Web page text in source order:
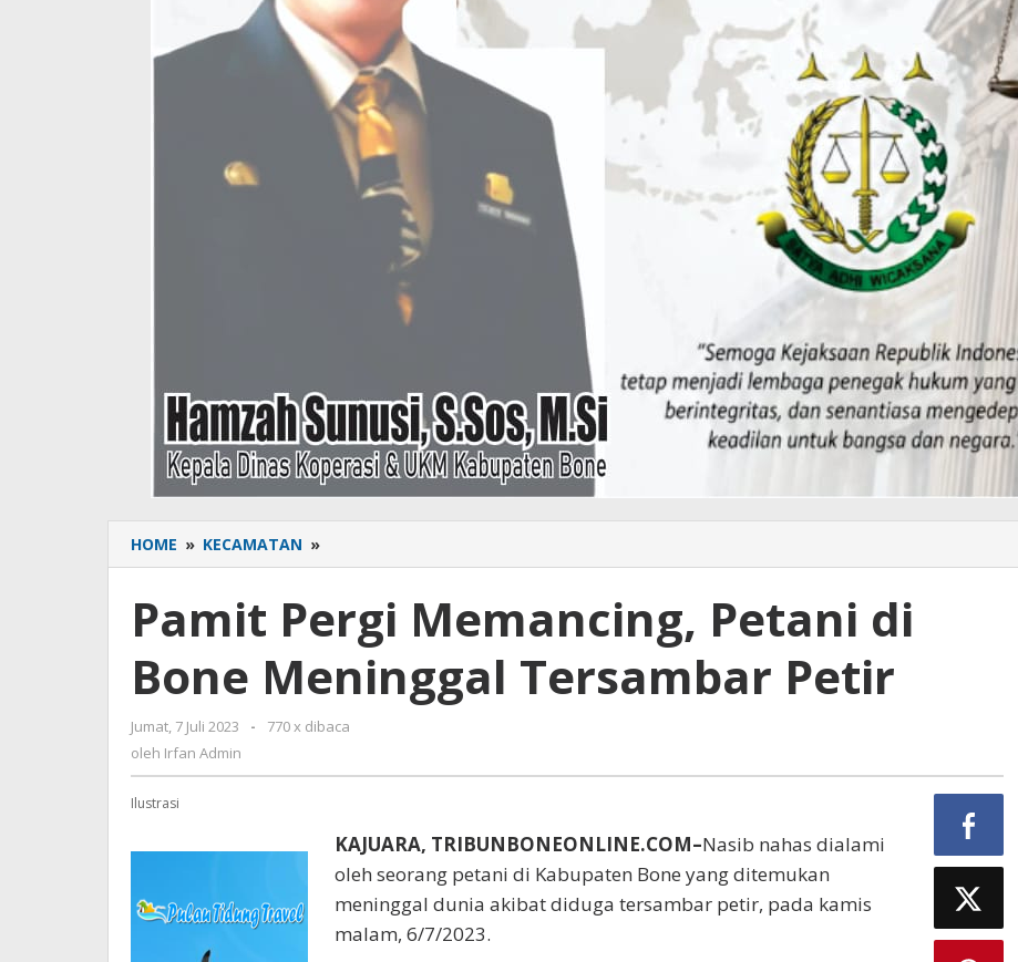
HOME » KECAMATAN »
Pergi
Petani
di
Meninggal
Tersambar
Petir
Pamit Pergi Memancing, Petani di
Bone Meninggal Tersambar Petir
Jumat, 7 Juli 2023
oleh
-
770 x dibaca
oleh Irfan Admin
Ilustrasi
KAJUARA, TRIBUNBONEONLINE.COM–Nasib nahas dialami
oleh seorang petani di Kabupaten Bone yang ditemukan
meninggal dunia akibat diduga tersambar petir, pada kamis
malam, 6/7/2023.